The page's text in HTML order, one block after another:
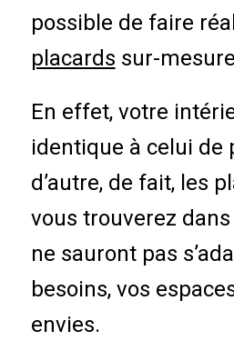
possible de faire
placards sur-
En effet, votre
identique à celui de
d’autre, de fait, les
vous trouverez
ne sauront pas
besoins, vos
envies.